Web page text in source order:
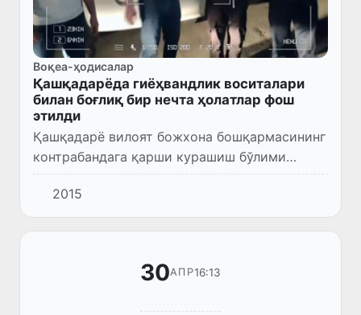
Воқеа-ҳодисалар
Қашқадарёда гиёҳвандлик воситалари
билан боғлиқ бир нечта ҳолатлар фош
этилди
Қашқадарё вилоят божхона бошқармасининг
контрабандага қарши курашиш бўлими
ходимлари томонидан вилоят ДХХ ҳамда
ИИБ органлари билан ҳамкорликда Қарши
шаҳрида тезкор тадбир ўтказилд...
2015
30АПР16:13